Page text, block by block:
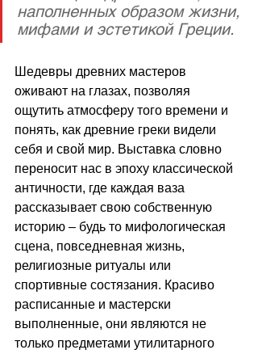
наполненных образом жизни,
мифами и эстетикой Греции.
Шедевры древних мастеров
оживают на глазах, позволяя
ощутить атмосферу того времени и
понять, как древние греки видели
себя и свой мир. Выставка словно
переносит нас в эпоху классической
античности, где каждая ваза
рассказывает свою собственную
историю – будь то мифологическая
сцена, повседневная жизнь,
религиозные ритуалы или
спортивные состязания. Красиво
расписанные и мастерски
выполненные, они являются не
только предметами утилитарного